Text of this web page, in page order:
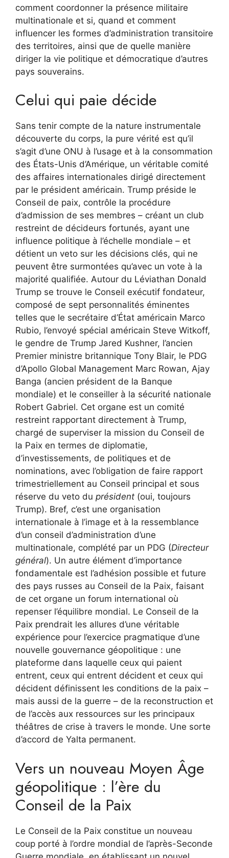
comment coordonner la présence militaire
multinationale et si, quand et comment
influencer les formes d’administration transitoire
des territoires, ainsi que de quelle manière
diriger la vie politique et démocratique d’autres
pays souverains.
Celui qui paie décide
Sans tenir compte de la nature instrumentale
découverte du corps, la pure vérité est qu’il
s’agit d’une ONU à l’usage et à la consommation
des États-Unis d’Amérique, un véritable comité
des affaires internationales dirigé directement
par le président américain. Trump préside le
Conseil de paix, contrôle la procédure
d’admission de ses membres – créant un club
restreint de décideurs fortunés, ayant une
influence politique à l’échelle mondiale – et
détient un veto sur les décisions clés, qui ne
peuvent être surmontées qu’avec un vote à la
majorité qualifiée. Autour du Léviathan Donald
Trump se trouve le Conseil exécutif fondateur,
composé de sept personnalités éminentes
telles que le secrétaire d’État américain Marco
Rubio, l’envoyé spécial américain Steve Witkoff,
le gendre de Trump Jared Kushner, l’ancien
Premier ministre britannique Tony Blair, le PDG
d’Apollo Global Management Marc Rowan, Ajay
Banga (ancien président de la Banque
mondiale) et le conseiller à la sécurité nationale
Robert Gabriel. Cet organe est un comité
restreint rapportant directement à Trump,
chargé de superviser la mission du Conseil de
la Paix en termes de diplomatie,
d’investissements, de politiques et de
nominations, avec l’obligation de faire rapport
trimestriellement au Conseil principal et sous
réserve du veto du président (oui, toujours
Trump). Bref, c’est une organisation
internationale à l’image et à la ressemblance
d’un conseil d’administration d’une
multinationale, complété par un PDG (Directeur
général). Un autre élément d’importance
fondamentale est l’adhésion possible et future
des pays russes au Conseil de la Paix, faisant
de cet organe un forum international où
repenser l’équilibre mondial. Le Conseil de la
Paix prendrait les allures d’une véritable
expérience pour l’exercice pragmatique d’une
nouvelle gouvernance géopolitique : une
plateforme dans laquelle ceux qui paient
entrent, ceux qui entrent décident et ceux qui
décident définissent les conditions de la paix –
mais aussi de la guerre – de la reconstruction et
de l’accès aux ressources sur les principaux
théâtres de crise à travers le monde. Une sorte
d’accord de Yalta permanent.
Vers un nouveau Moyen Âge
géopolitique : l’ère du
Conseil de la Paix
Le Conseil de la Paix constitue un nouveau
coup porté à l’ordre mondial de l’après-Seconde